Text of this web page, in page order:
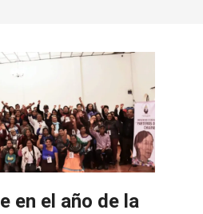
en el año de la